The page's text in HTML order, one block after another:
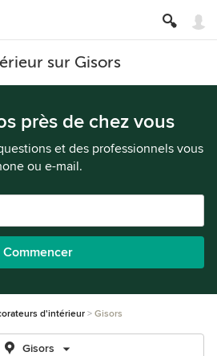
sur Gisors
près de chez vous
et des professionnels vous
ou e-mail.
Commencer
d'intérieur Gisors
Gisors